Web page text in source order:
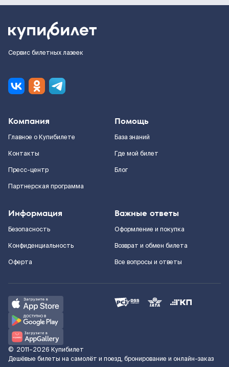
Сервис билетных лазеек
Компания
Главное о Купибилете
Контакты
Пресс-центр
Партнерская программа
Помощь
База знаний
Где мой билет
Блог
Информация
Безопасность
Конфиденциальность
Оферта
Важные ответы
Оформление и покупка
Возврат и обмен билета
Все вопросы и ответы
© 2011–2026 Купибилет
Дешёвые билеты на самолёт и поезд, бронирование и онлайн-заказ